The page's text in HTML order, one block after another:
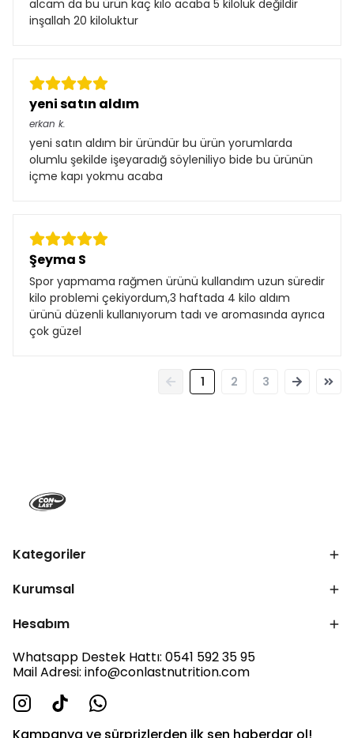
alcam da bu ürün kaç kılo acaba 5 kiloluk değildir
inşallah 20 kiloluktur
yeni satın aldım
erkan k.
yeni satın aldım bir üründür bu ürün yorumlarda
olumlu şekilde işeyaradığ söyleniliyo bide bu ürünün
içme kapı yokmu acaba
Şeyma S
Spor yapmama rağmen ürünü kullandım uzun süredir
kilo problemi çekiyordum,3 haftada 4 kilo aldım
ürünü düzenli kullanıyorum tadı ve aromasında ayrıca
çok güzel
1 2 3
Kategoriler
Kurumsal
Hesabım
Whatsapp Destek Hattı: 0541 592 35 95
Mail Adresi: info@conlastnutrition.com